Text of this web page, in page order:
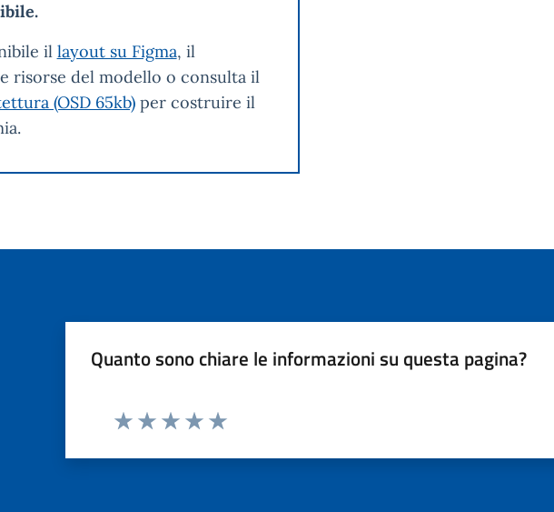
il layout su Figma, il
risorse del modello o consulta il
(OSD 65kb)per costruire il
Quanto sono chiare le informazioni su questa pagina?